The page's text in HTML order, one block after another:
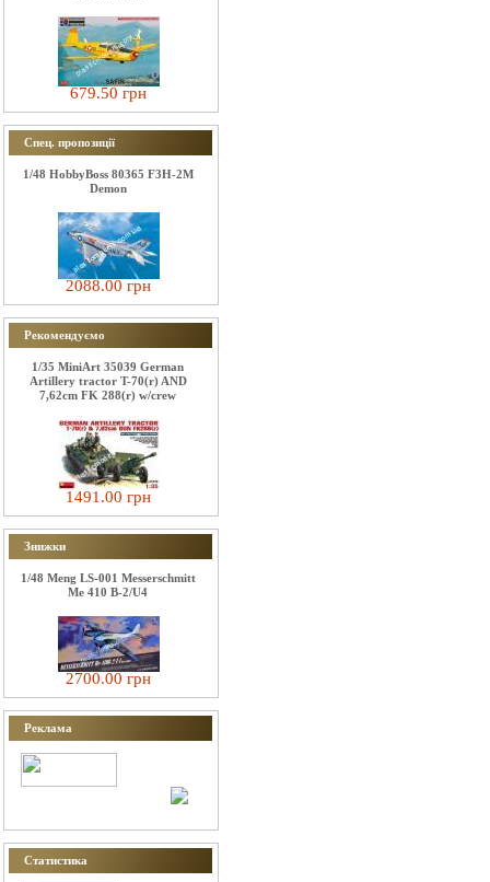
679.50 грн
Спец. пропозиції
1/48 HobbyBoss 80365 F3H-2M
Demon
2088.00 грн
Рекомендуємо
1/35 MiniArt 35039 German
Artillery tractor T-70(r) AND
7,62cm FK 288(r) w/crew
1491.00 грн
Знижки
1/48 Meng LS-001 Messerschmitt
Me 410 B-2/U4
2700.00 грн
Реклама
Статистика